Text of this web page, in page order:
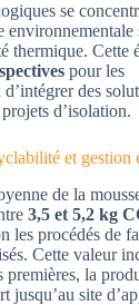
se
environnementale
thermique. Cette
pour les
des
d’isolation.
et gestion
de la
3,5 et 5,2 kg
les procédés de
Cette valeur
premières, la
jusqu’au site